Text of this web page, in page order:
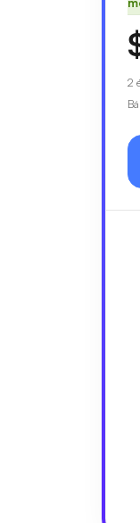
2